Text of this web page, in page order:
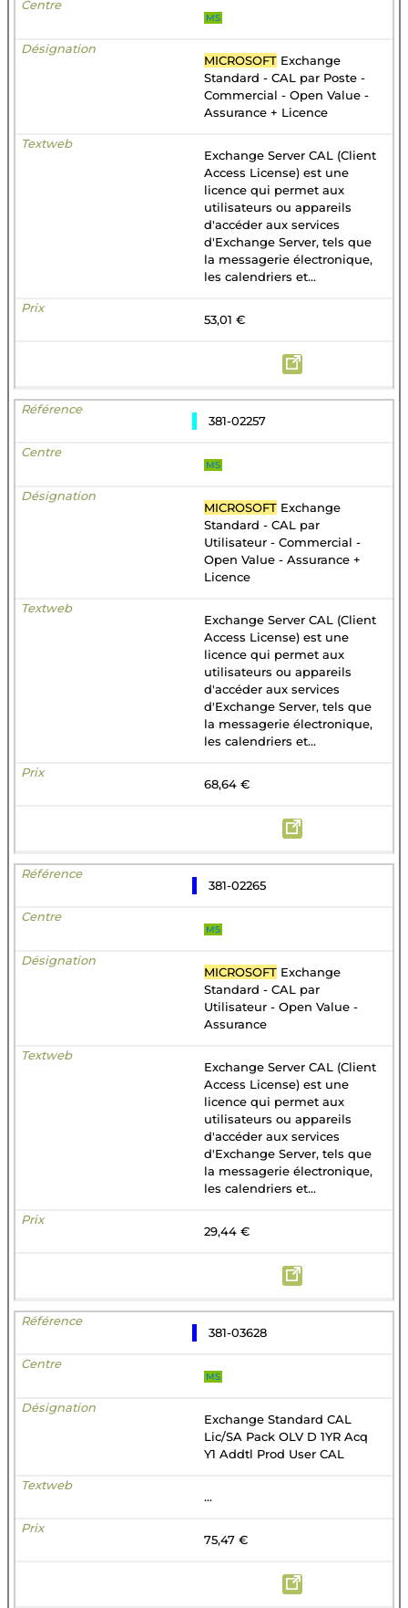
MS
MICROSOFT Exchange
Standard - CAL par Poste -
Commercial - Open Value -
Assurance + Licence
Exchange Server CAL (Client
Access License) est une
licence qui permet aux
utilisateurs ou appareils
d'accéder aux services
d'Exchange Server, tels que
la messagerie électronique,
les calendriers et...
53,01 €
381-02257
MS
MICROSOFT Exchange
Standard - CAL par
Utilisateur - Commercial -
Open Value - Assurance +
Licence
Exchange Server CAL (Client
Access License) est une
licence qui permet aux
utilisateurs ou appareils
d'accéder aux services
d'Exchange Server, tels que
la messagerie électronique,
les calendriers et...
68,64 €
381-02265
MS
MICROSOFT Exchange
Standard - CAL par
Utilisateur - Open Value -
Assurance
Exchange Server CAL (Client
Access License) est une
licence qui permet aux
utilisateurs ou appareils
d'accéder aux services
d'Exchange Server, tels que
la messagerie électronique,
les calendriers et...
29,44 €
381-03628
MS
Exchange Standard CAL
Lic/SA Pack OLV D 1YR Acq
Y1 Addtl Prod User CAL
...
75,47 €